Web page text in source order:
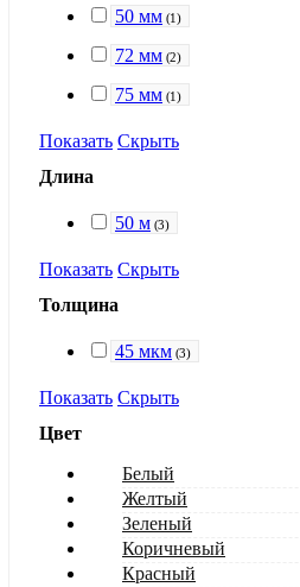
50 мм (1)
72 мм (2)
75 мм (1)
Показать Скрыть
Длина
50 м (3)
Показать Скрыть
Толщина
45 мкм (3)
Показать Скрыть
Цвет
Белый
Желтый
Зеленый
Коричневый
Красный